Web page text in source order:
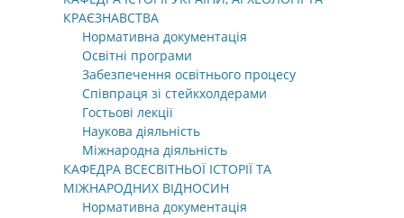
КРАЄЗНАВСТВА
Нормативна документація
Освітні програми
Забезпечення освітнього процесу
Співпраця зі стейкхолдерами
Гостьові лекції
Наукова діяльність
Міжнародна діяльність
КАФЕДРА ВСЕСВІТНЬОЇ ІСТОРІЇ ТА
МІЖНАРОДНИХ ВІДНОСИН
Нормативна документація